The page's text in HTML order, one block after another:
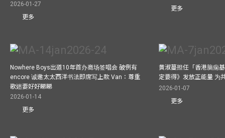
2026-01-27
更多
更多
Nowhere Boys出道10年首办商场签唱会 破例有
encore 诚邀太太西洋书法即席写上款 Van：尊重
歌迷要好好睇睇
2026-01-14
更多
黄淑蔓担任「香港脑痫
定要得》发放正能量 为
2026-01-07
更多